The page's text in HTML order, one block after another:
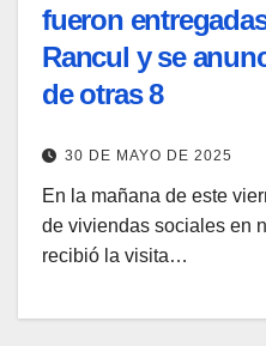
fueron
Rancul y se
de otras 8
30 DE MAYO DE 2025
En la mañana de este
de viviendas sociales en
recibió la visita…